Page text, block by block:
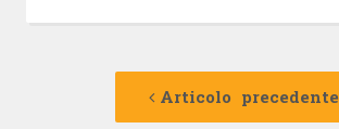
Navigazione
Articolo precedente